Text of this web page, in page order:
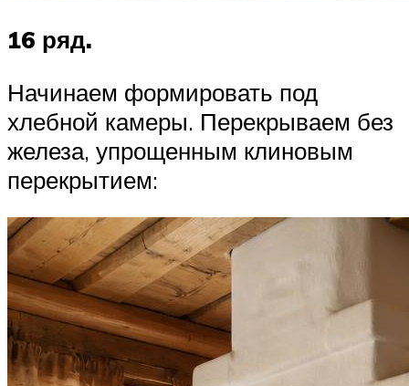
16 ряд.
Начинаем формировать под
хлебной камеры. Перекрываем без
железа, упрощенным клиновым
перекрытием: